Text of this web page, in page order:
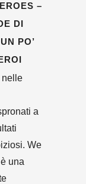
–
DI
PO’
nelle
a
We
una